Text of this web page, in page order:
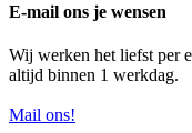
E-mail ons je wensen
Wij werken het liefst per
altijd binnen 1 werkdag.
Mail ons!